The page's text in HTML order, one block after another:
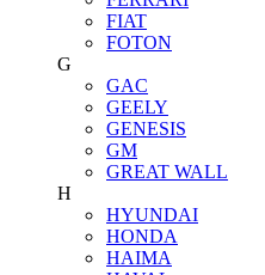
FIAT
FOTON
G
GAC
GEELY
GENESIS
GM
GREAT WALL
H
HYUNDAI
HONDA
HAIMA